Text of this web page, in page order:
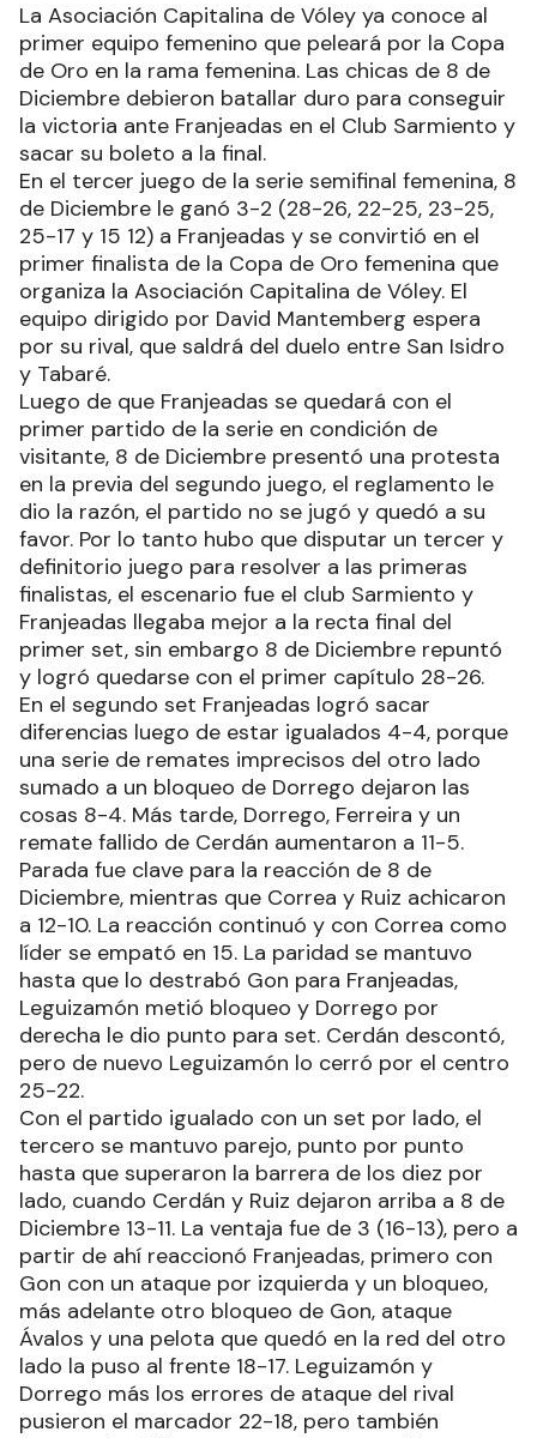
La Asociación Capitalina de Vóley ya conoce al
primer equipo femenino que peleará por la Copa
de Oro en la rama femenina. Las chicas de 8 de
Diciembre debieron batallar duro para conseguir
la victoria ante Franjeadas en el Club Sarmiento y
sacar su boleto a la final.
En el tercer juego de la serie semifinal femenina, 8
de Diciembre le ganó 3-2 (28-26, 22-25, 23-25,
25-17 y 15 12) a Franjeadas y se convirtió en el
primer finalista de la Copa de Oro femenina que
organiza la Asociación Capitalina de Vóley. El
equipo dirigido por David Mantemberg espera
por su rival, que saldrá del duelo entre San Isidro
y Tabaré.
Luego de que Franjeadas se quedará con el
primer partido de la serie en condición de
visitante, 8 de Diciembre presentó una protesta
en la previa del segundo juego, el reglamento le
dio la razón, el partido no se jugó y quedó a su
favor. Por lo tanto hubo que disputar un tercer y
definitorio juego para resolver a las primeras
finalistas, el escenario fue el club Sarmiento y
Franjeadas llegaba mejor a la recta final del
primer set, sin embargo 8 de Diciembre repuntó
y logró quedarse con el primer capítulo 28-26.
En el segundo set Franjeadas logró sacar
diferencias luego de estar igualados 4-4, porque
una serie de remates imprecisos del otro lado
sumado a un bloqueo de Dorrego dejaron las
cosas 8-4. Más tarde, Dorrego, Ferreira y un
remate fallido de Cerdán aumentaron a 11-5.
Parada fue clave para la reacción de 8 de
Diciembre, mientras que Correa y Ruiz achicaron
a 12-10. La reacción continuó y con Correa como
líder se empató en 15. La paridad se mantuvo
hasta que lo destrabó Gon para Franjeadas,
Leguizamón metió bloqueo y Dorrego por
derecha le dio punto para set. Cerdán descontó,
pero de nuevo Leguizamón lo cerró por el centro
25-22.
Con el partido igualado con un set por lado, el
tercero se mantuvo parejo, punto por punto
hasta que superaron la barrera de los diez por
lado, cuando Cerdán y Ruiz dejaron arriba a 8 de
Diciembre 13-11. La ventaja fue de 3 (16-13), pero a
partir de ahí reaccionó Franjeadas, primero con
Gon con un ataque por izquierda y un bloqueo,
más adelante otro bloqueo de Gon, ataque
Ávalos y una pelota que quedó en la red del otro
lado la puso al frente 18-17. Leguizamón y
Dorrego más los errores de ataque del rival
pusieron el marcador 22-18, pero también